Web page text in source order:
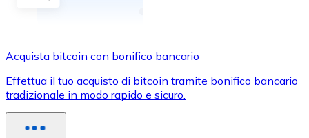
Usa le carte Visa e Mastercard per acquistare
Acquista con carta
Acquista bitcoin con bonifico bancario
Effettua il tuo acquisto di bitcoin tramite bonifico bancario
tradizionale in modo rapido e sicuro.